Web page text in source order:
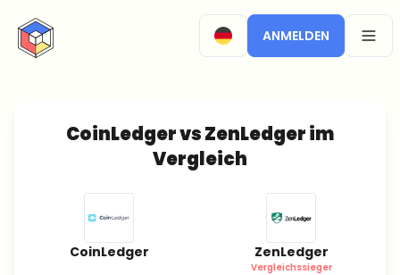
CryptoTicker
ANMELDEN
CoinLedger vs ZenLedger im
Vergleich
CoinLedger ZenLedger
Vergleichssieger